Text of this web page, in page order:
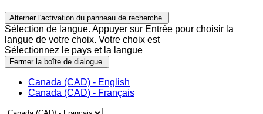
Alterner l'activation du panneau de recherche.
Sélection de langue. Appuyer sur Entrée pour choisir la
langue de votre choix. Votre choix est
Sélectionnez le pays et la langue
Fermer la boîte de dialogue.
Canada (CAD) - English
Canada (CAD) - Français